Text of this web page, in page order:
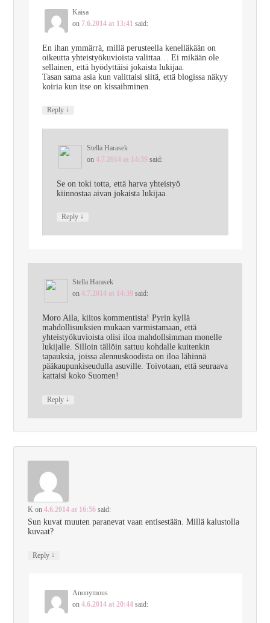
Kaisa
on 7.6.2014 at 13:41 said:
En ihan ymmärrä, millä perusteella kenelläkään on
oikeutta yhteistyökuvioista valittaa… Ei mikään ole
sellainen, että hyödyttäisi jokaista lukijaa.
Tasan sama asia kun valittaisi siitä, että blogissa näkyy
koiria kun itse on kissaihminen.
Reply ↓
Stella Harasek
on 4.7.2014 at 14:39 said:
Se on toki totta, että harva yhteistyö
kiinnostaa aivan jokaista lukijaa.
Reply ↓
Stella Harasek
on 4.7.2014 at 14:39 said:
Moro Aila, kiitos kommentista! Pyrin kyllä
mahdollisuuksien mukaan varmistamaan, että
yhteistyökuvioista olisi iloa mahdollsimman monelle
lukijalle. Silloin tällöin sattuu kohdalle kuitenkin
tapauksia, joissa alennuskoodista on iloa lähinnä
pääkaupunkiseudulla asuville. Toivotaan, että seuraava
kattaisi koko Suomen!
Reply ↓
K on4.6.2014 at 16:56 said:
Sun kuvat muuten paranevat vaan entisestään. Millä kalustolla
kuvaat?
Reply ↓
Anonymous
on 4.6.2014 at 20:44 said: